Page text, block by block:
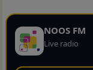
NOOS FM
Live radio